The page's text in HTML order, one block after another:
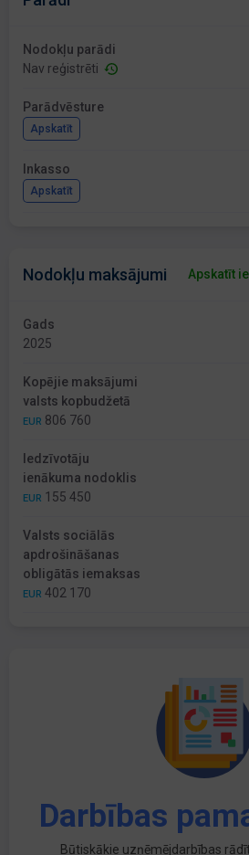
Nodokļu parādi
Nav reģistrēti
Parādvēsture
Apskatīt
Inkasso
Apskatīt
Nodokļu maksājumi Apskatīt
Gads
2025
Kopējie maksājumi
valsts kopbudžetā
EUR 806 760
Iedzīvotāju
ienākuma nodoklis
EUR 155 450
Valsts sociālās
apdrošināšanas
obligātās iemaksas
EUR 402 170
Darbības
Būtiskākie uzņēmējdarbības